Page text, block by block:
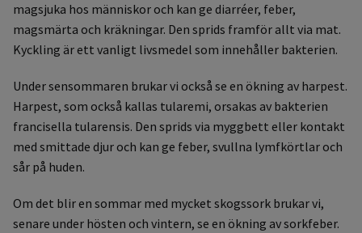
magsjuka hos människor och kan ge diarréer, feber,
magsmärta och kräkningar. Den sprids framför allt via mat.
Kyckling är ett vanligt livsmedel som innehåller bakterien.
Under sensommaren brukar vi också se en ökning av harpest.
Harpest, som också kallas tularemi, orsakas av bakterien
francisella tularensis. Den sprids via myggbett eller kontakt
med smittade djur och kan ge feber, svullna lymfkörtlar och
sår på huden.
Om det blir en sommar med mycket skogssork brukar vi,
senare under hösten och vintern, se en ökning av sorkfeber.